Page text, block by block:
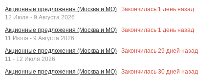
Акционные предложения (Москва и МО)
Закончилась 1 день назад
12 Июля - 9 Августа 2026
Акционные предложения (Москва и МО)
Закончилась 1 день назад
11 Июля - 9 Августа 2026
Акционные предложения (Москва и МО)
Закончилась 29 дней назад
11 - 12 Июля 2026
Акционные предложения (Москва и МО)
Закончилась 30 дней назад